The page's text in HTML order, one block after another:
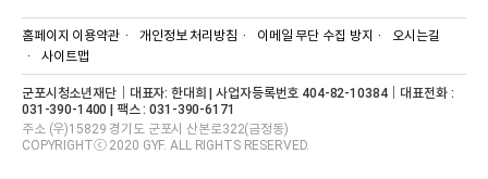
홈페이지 이용약관 개인정보 처리방침 이메일 무단 수집 방지
오시는길
사이트맵
군포시청소년재단｜대표자: 한대희 | 사업자등록번호 404-82-10384｜대표전화 :
031-390-1400 | 팩스 : 031-390-6171
주소 (우)15829 경기도 군포시 산본로322(금정동)
COPYRIGHTⓒ 2020 GYF. ALL RIGHTS RESERVED.